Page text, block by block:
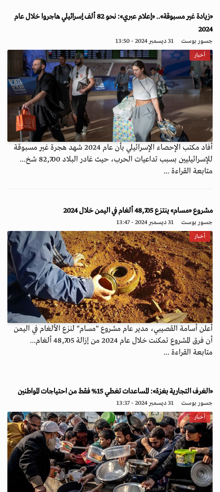
«زيادة غير مسبوقة».. «إعلام عبري»: نحو 82 ألف إسرائيلي هاجروا خلال عام
2024
جسور بوست 31 ديسمبر 2024 - 13:50
أخبار
أفاد مكتب الإحصاء الإسرائيلي بأن عام 2024 شهد هجرة غير مسبوقة
للإسرائيليين بسبب تداعيات الحرب، حيث غادر البلاد 82,700 شخ...
متابعة القراءة ...
مشروع «مسام» ينتزع 48,705 ألغام في اليمن خلال 2024
جسور بوست 31 ديسمبر 2024 - 13:47
أخبار
أعلن أسامة القصيبي، مدير عام مشروع "مسام" لنزع الألغام في اليمن
أن فرق المشروع تمكنت خلال عام 2024 من إزالة 48,705 ألغام...
متابعة القراءة ...
«الغرف التجارية بغزة»: المساعدات تغطي 15% فقط من احتياجات المواطنين
جسور بوست 31 ديسمبر 2024 - 13:37
أخبار